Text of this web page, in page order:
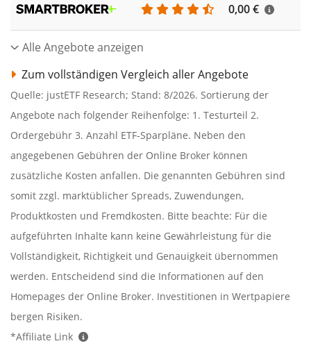
0,00 €
Alle Angebote anzeigen
Zum vollständigen Vergleich aller Angebote
Quelle: justETF Research; Stand: 8/2026. Sortierung der
Angebote nach folgender Reihenfolge: 1. Testurteil 2.
Ordergebühr 3. Anzahl ETF-Sparpläne. Neben den
angegebenen Gebühren der Online Broker können
zusätzliche Kosten anfallen. Die genannten Gebühren sind
somit zzgl. marktüblicher Spreads, Zuwendungen,
Produktkosten und Fremdkosten. Bitte beachte: Für die
aufgeführten Inhalte kann keine Gewährleistung für die
Vollständigkeit, Richtigkeit und Genauigkeit übernommen
werden. Entscheidend sind die Informationen auf den
Homepages der Online Broker. Investitionen in Wertpapiere
bergen Risiken.
*Affiliate Link